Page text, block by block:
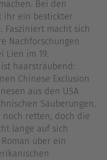
Bei den
ihr ein bestickter
Fasziniert macht sich
Nachforschungen
Lien im 19.
haarsträubend:
Chinese Exclusion
aus den USA
Säuberungen.
noch retten, doch die
lange auf sich
über ein